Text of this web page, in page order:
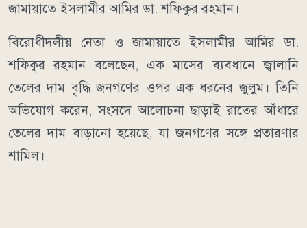
জামায়াতে ইসলামীর আমির ডা. শফিকুর রহমান।
বিরোধীদলীয় নেতা ও জামায়াতে ইসলামীর আমির ডা.
শফিকুর রহমান বলেছেন, এক মাসের ব্যবধানে জ্বালানি
তেলের দাম বৃদ্ধি জনগণের ওপর এক ধরনের জুলুম। তিনি
অভিযোগ করেন, সংসদে আলোচনা ছাড়াই রাতের আঁধারে
তেলের দাম বাড়ানো হয়েছে, যা জনগণের সঙ্গে প্রতারণার
শামিল।